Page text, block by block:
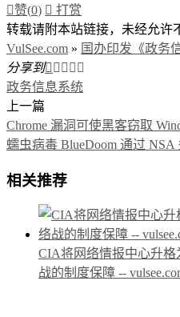
赞(0)  打赏
转载请附本站链接，未经允许
VulSee.com » 国办印发《政务
分享到    
政务信息系统
上一篇
Chrome 漏洞可使黑客窃取
蠕虫病毒 BlueDoom 通过
相关推荐
CIA将网络情报中心升
战的制度保障 --